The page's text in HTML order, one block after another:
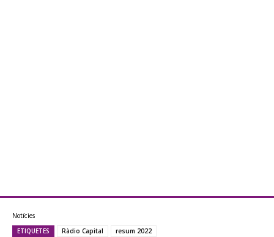
Notícies
ETIQUETES Ràdio Capital resum 2022